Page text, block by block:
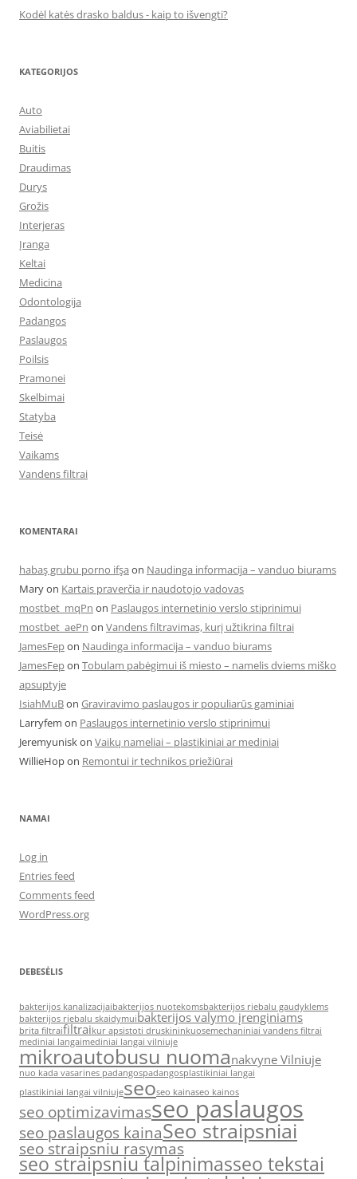
Kodėl katės drasko baldus - kaip to išvengti?
KATEGORIJOS
Auto
Aviabilietai
Buitis
Draudimas
Durys
Grožis
Interjeras
Įranga
Keltai
Medicina
Odontologija
Padangos
Paslaugos
Poilsis
Pramonei
Skelbimai
Statyba
Teisė
Vaikams
Vandens filtrai
KOMENTARAI
habaş grubu porno ifşa on Naudinga informacija – vanduo biurams
Maryon Kartais praverčia ir naudotojo vadovas
mostbet_mqPn on Paslaugos internetinio verslo stiprinimui
mostbet_aePn on Vandens filtravimas, kurį užtikrina filtrai
JamesFepon Naudinga informacija – vanduo biurams
JamesFepon Tobulam pabėgimui iš miesto – namelis dviems miško
apsuptyje
IsiahMuBon Graviravimo paslaugos ir populiarūs gaminiai
Larryfem on Paslaugos internetinio verslo stiprinimui
Jeremyuniskon Vaikų nameliai – plastikiniai ar mediniai
WillieHopon Remontui ir technikos priežiūrai
NAMAI
Log in
Entries feed
Comments feed
WordPress.org
DEBESĖLIS
bakterijos kanalizacijaibakterijos nuotekomsbakterijos riebalu gaudyklems
bakterijos riebalu skaidymuibakterijos valymo įrenginiams
brita filtraifiltraikur apsistoti druskininkuosemechaniniai vandens filtrai
mediniai langaimediniai langai vilniuje
mikroautobusu nuomanakvyne Vilniuje
nuo kada vasarines padangospadangosplastikiniai langai
plastikiniai langai vilniujeseoseo kainaseo kainos
seo optimizavimasseo paslaugos
seo paslaugos kainaSeo straipsniai
seo straipsniu rasymas
seo straipsniu talpinimasseo tekstai